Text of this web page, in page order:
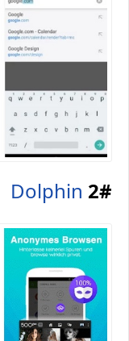
Dolphin 2#